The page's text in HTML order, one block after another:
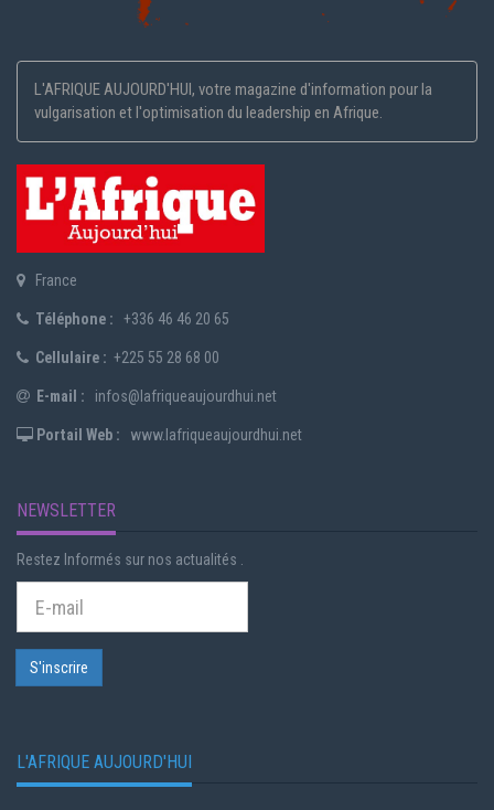
L'AFRIQUE AUJOURD'HUI, votre magazine d'information pour la
vulgarisation et l'optimisation du leadership en Afrique.
France
Téléphone : +336 46 46 20 65
Cellulaire : +225 55 28 68 00
E-mail : infos@lafriqueaujourdhui.net
Portail Web : www.lafriqueaujourdhui.net
NEWSLETTER
Restez Informés sur nos actualités .
L'AFRIQUE AUJOURD'HUI